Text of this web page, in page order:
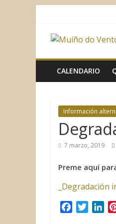
contenido
do
Vento
Asociación
Sociocultural
CALENDARIO
Información
7 marzo, 2019
Preme aquí
_Degradación